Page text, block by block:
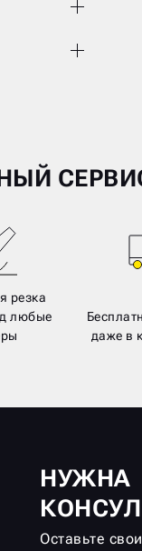
резка
любые
даже в
НУЖНА
Оставьте